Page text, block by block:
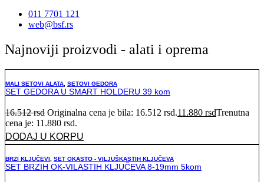
011 7701 121
web@bsf.rs
Najnoviji proizvodi - alati i oprema
MALI SETOVI ALATA SETOVI GEDORA
SET GEDORA U SMART HOLDERU 39 kom
16.512rsd Originalna cena je bila: 16.512 rsd.11.880 rsdTrenutna
cena je: 11.880 rsd.
DODAJ U KORPU
BRZI KLJUČEVI SET OKASTO - VILJUŠKASTIH KLJUČEVA
SET BRZIH OK-VILASTIH KLJUČEVA 8-19mm 5kom